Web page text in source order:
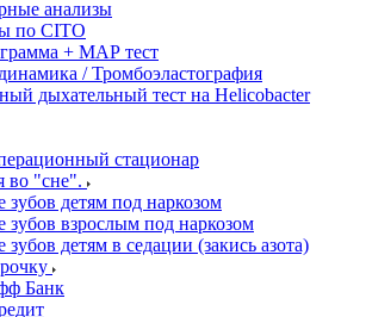
анализы
по CITO
+ МАР тест
/ Тромбоэластография
дыхательный тест на Helicobacter
стационар
во "сне".
зубов детям под наркозом
зубов взрослым под наркозом
зубов детям в седации (закись азота)
Банк